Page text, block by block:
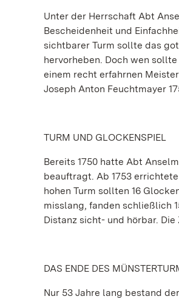
Unter der Herrschaft Abt
Bescheidenheit und
sichtbarer Turm sollte das
hervorheben. Doch wen
einem recht erfahrnen
Joseph Anton Feuchtmayer
TURM UND GLOCKENSPIEL
Bereits 1750 hatte Abt
beauftragt. Ab 1753
hohen Turm sollten 16
misslang, fanden schließlich
Distanz sicht- und hörbar.
DAS ENDE DES
Nur 53 Jahre lang bestand